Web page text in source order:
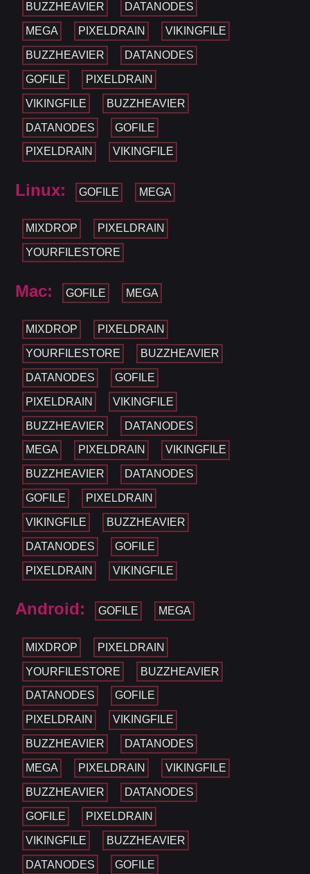
BUZZHEAVIER DATANODES
MEGA PIXELDRAIN VIKINGFILE
BUZZHEAVIER DATANODES
GOFILE PIXELDRAIN
VIKINGFILE BUZZHEAVIER
DATANODES GOFILE
PIXELDRAIN VIKINGFILE
Linux: GOFILE MEGA
MIXDROP PIXELDRAIN
YOURFILESTORE
Mac: GOFILE MEGA
MIXDROP PIXELDRAIN
YOURFILESTORE BUZZHEAVIER
DATANODES GOFILE
PIXELDRAIN VIKINGFILE
BUZZHEAVIER DATANODES
MEGA PIXELDRAIN VIKINGFILE
BUZZHEAVIER DATANODES
GOFILE PIXELDRAIN
VIKINGFILE BUZZHEAVIER
DATANODES GOFILE
PIXELDRAIN VIKINGFILE
Android: GOFILE MEGA
MIXDROP PIXELDRAIN
YOURFILESTORE BUZZHEAVIER
DATANODES GOFILE
PIXELDRAIN VIKINGFILE
BUZZHEAVIER DATANODES
MEGA PIXELDRAIN VIKINGFILE
BUZZHEAVIER DATANODES
GOFILE PIXELDRAIN
VIKINGFILE BUZZHEAVIER
DATANODES GOFILE